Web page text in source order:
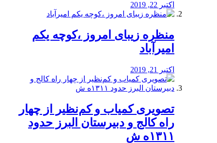
اکتبر 22, 2019
منظره‌‌ زیبای امروز ،کوچه یکم
امیرآباد
اکتبر 21, 2019
️تصویری کمیاب و کم‌نظیر از چهار
راه كالج و دبيرستان البرز حدود
۱۳۱۱ه ش